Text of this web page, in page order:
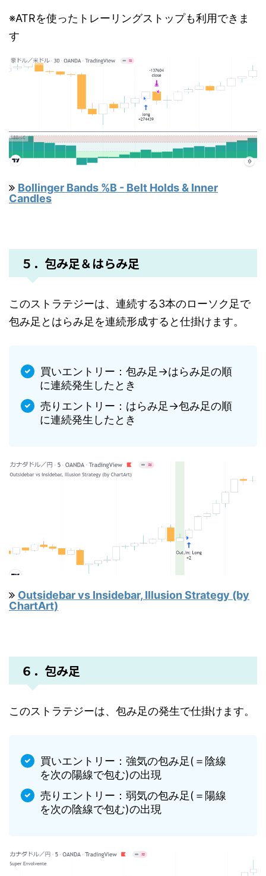
※ATRを使ったトレーリングストップも利用できま
す
Bollinger Bands %B - Belt Holds & Inner
Candles
５．包み足＆はらみ足
このストラテジーは、連続する3本のローソク足で
包み足とはらみ足を連続形成すると仕掛けます。
買いエントリー：包み足→はらみ足の順
に連続発生したとき
売りエントリー：はらみ足→包み足の順
に連続発生したとき
Outsidebar vs Insidebar, Illusion Strategy (by
ChartArt)
６．包み足
このストラテジーは、包み足の発生で仕掛けます。
買いエントリー：強気の包み足(＝陰線
を次の陽線で包む)の出現
売りエントリー：弱気の包み足(＝陽線
を次の陰線で包む)の出現